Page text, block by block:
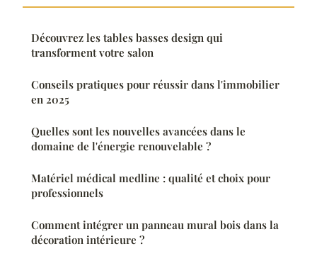
Découvrez les tables basses design qui
transforment votre salon
Conseils pratiques pour réussir dans l'immobilier
en 2025
Quelles sont les nouvelles avancées dans le
domaine de l'énergie renouvelable ?
Matériel médical medline : qualité et choix pour
professionnels
Comment intégrer un panneau mural bois dans la
décoration intérieure ?